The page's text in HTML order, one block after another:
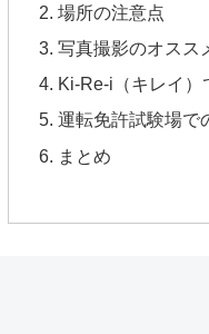
場所の注意点
写真撮影のオスス
Ki-Re-i（キレイ）
運転免許試験場で
まとめ